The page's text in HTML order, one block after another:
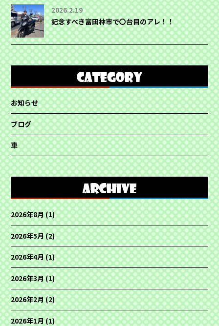
2026.2.19
記念すべき富田林市で〇台目のアレ！！
お知らせ
ブログ
車
2026年8月(1)
2026年5月(2)
2026年4月(1)
2026年3月(1)
2026年2月(2)
2026年1月(1)